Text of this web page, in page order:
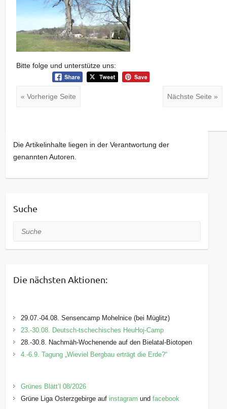
Bitte folge und unterstütze uns:
« Vorherige Seite Nächste Seite »
Die Artikelinhalte liegen in der Verantwortung der
genannten Autoren.
Suche
Suche
Die nächsten Aktionen:
29.07.-04.08. Sensencamp Mohelnice (bei Müglitz)
23.-30.08. Deutsch-tschechisches HeuHoj-Camp
28.-30.8. Nachmäh-Wochenende auf den Bielatal-Biotopen
4.-6.9. Tagung „Wieviel Bergbau erträgt die Erde?“
Grünes Blätt’l 08/2026
Grüne Liga Osterzgebirge auf instagram undfacebook